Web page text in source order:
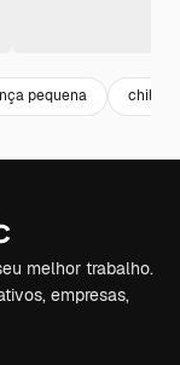
pequena
melhor trabalho.
empresas,